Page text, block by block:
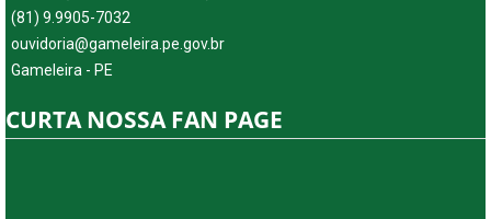
(81) 9.9905-7032
ouvidoria@gameleira.pe.gov.br
Gameleira - PE
CURTA NOSSA FAN PAGE